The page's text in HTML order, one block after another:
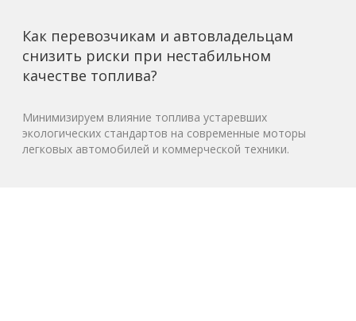
Как перевозчикам и автовладельцам
снизить риски при нестабильном
качестве топлива?
Минимизируем влияние топлива устаревших
экологических стандартов на современные моторы
легковых автомобилей и коммерческой техники.